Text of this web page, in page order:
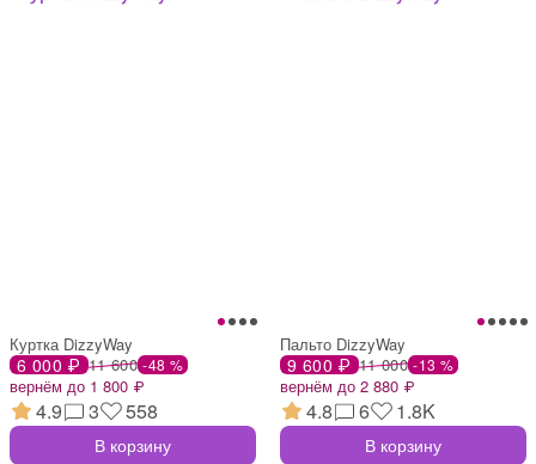
Куртка DizzyWay
6 000 ₽ 11 600 -48 %
вернём до 1 800 ₽
4.9 3 558
В корзину
Пальто DizzyWay
9 600 ₽ 11 000 -13 %
вернём до 2 880 ₽
4.8 6 1.8K
В корзину